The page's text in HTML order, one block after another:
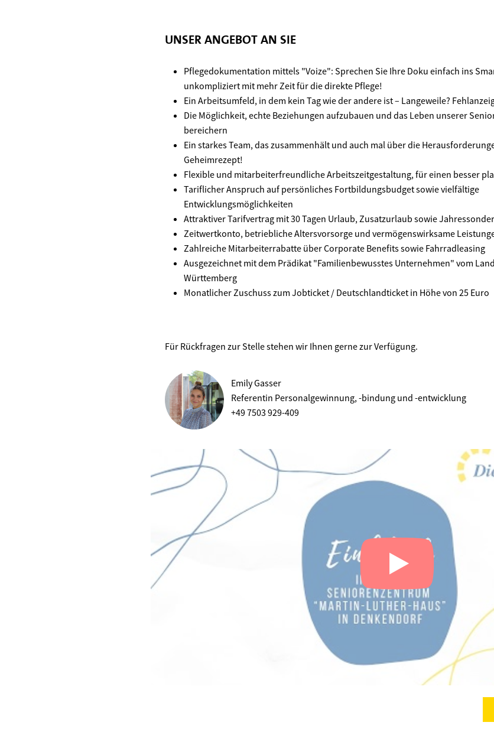
UNSER ANGEBOT AN SIE
Pflegedokumentation mittels "Voize": Sprechen Sie Ihre Doku einfach ins
unkompliziert mit mehr Zeit für die direkte Pflege!
Ein Arbeitsumfeld, in dem kein Tag wie der andere ist – Langeweile?
Die Möglichkeit, echte Beziehungen aufzubauen und das Leben unserer
bereichern
Ein starkes Team, das zusammenhält und auch mal über die
Geheimrezept!
Flexible und mitarbeiterfreundliche Arbeitszeitgestaltung, für einen besser
Tariflicher Anspruch auf persönliches Fortbildungsbudget sowie vielfältige
Entwicklungsmöglichkeiten
Attraktiver Tarifvertrag mit 30 Tagen Urlaub, Zusatzurlaub sowie
Zeitwertkonto, betriebliche Altersvorsorge und vermögenswirksame
Zahlreiche Mitarbeiterrabatte über Corporate Benefits sowie Fahrradleasing
Ausgezeichnet mit dem Prädikat "Familienbewusstes Unternehmen" vom
Württemberg
Monatlicher Zuschuss zum Jobticket / Deutschlandticket in Höhe von 25 Euro
Für Rückfragen zur Stelle stehen wir Ihnen gerne zur Verfügung.
Emily Gasser
Referentin Personalgewinnung, -bindung und -entwicklung
+49 7503 929-409